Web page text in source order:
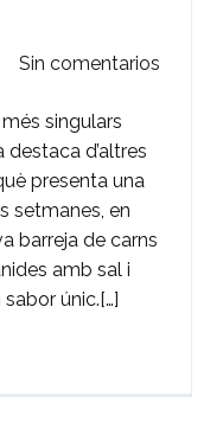
Sin comentariosen
singulars
destaca d’altres
presenta una
setmanes, en
barreja de carns
amb sal i
únic.[…]